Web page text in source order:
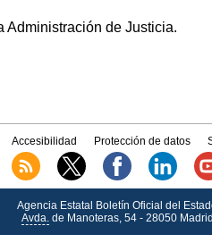
Administración de Justicia.
Accesibilidad Protección de datos
Agencia Estatal Boletín Oficial del
Avda.de Manoteras, 54 - 28050 Madrid